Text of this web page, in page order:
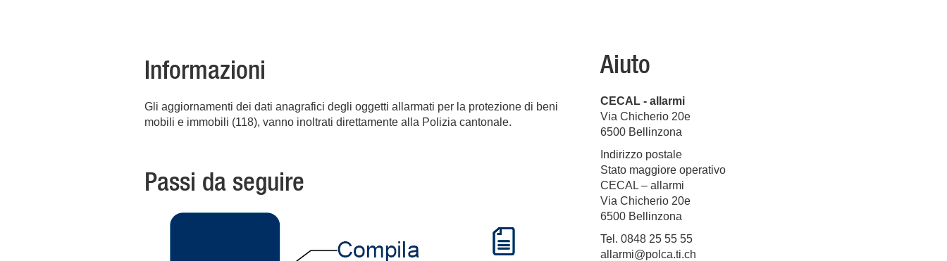
Informazioni
Gli aggiornamenti dei dati anagrafici degli oggetti allarmati per la protezione di beni
mobili e immobili (118), vanno inoltrati direttamente alla Polizia cantonale.
Passi da seguire
Aiuto
CECAL - allarmi
Via Chicherio 20e
6500 Bellinzona
Indirizzo postale
Stato maggiore operativo
CECAL – allarmi
Via Chicherio 20e
6500 Bellinzona
Tel. 0848 25 55 55
allarmi@polca.ti.ch